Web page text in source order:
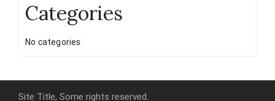
Categories
No categories
Site Title, Some rights reserved.